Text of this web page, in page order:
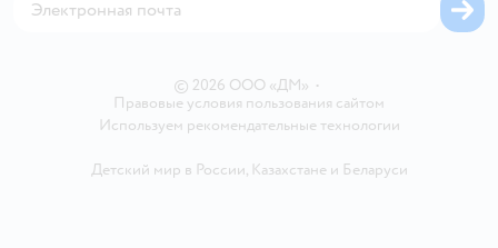
© 2026 ООО «ДМ» •
Правовые условия пользования сайтом
Используем рекомендательные технологии
Детский мир в России, Казахстанеи Беларуси